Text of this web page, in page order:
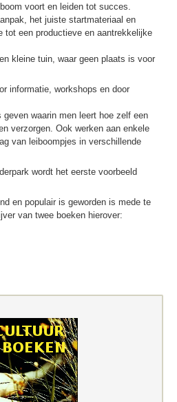
voort en leiden tot succes.
het juiste startmateriaal en
tot een productieve en aantrekkelijke
kleine tuin, waar geen plaats is voor
informatie, workshops en door
waarin men leert hoe zelf een
verzorgen. Ook werken aan enkele
van leiboompjes in verschillende
wordt het eerste voorbeeld
en populair is geworden is mede te
van twee boeken hierover: